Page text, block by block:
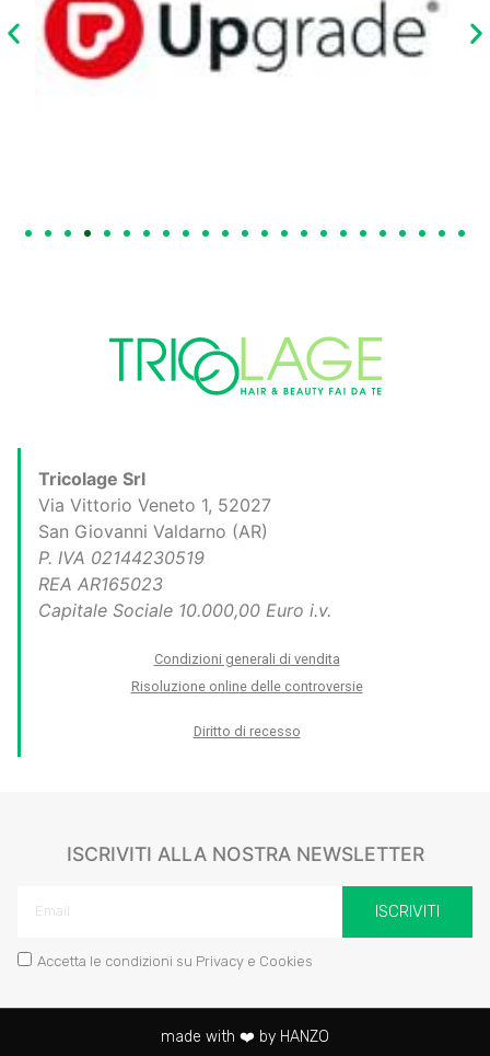
Tricolage Srl
Via Vittorio Veneto 1, 52027
San Giovanni Valdarno (AR)
P. IVA 02144230519
REA AR165023
Capitale Sociale 10.000,00 Euro i.v.
Condizioni generali di vendita
Risoluzione online delle controversie
Diritto di recesso
ISCRIVITI ALLA NOSTRA NEWSLETTER
Accetta le condizioni su Privacy e Cookies
ISCRIVITI
made with ❤️ by HANZO